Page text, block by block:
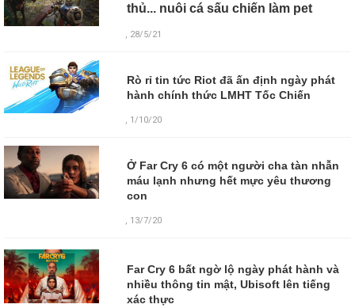
thủ... nuôi cá sấu chiến làm pet
, 28/5/21
Rò rỉ tin tức Riot đã ấn định ngày phát
hành chính thức LMHT Tốc Chiến
, 1/10/20
Ở Far Cry 6 có một người cha tàn nhẫn
máu lạnh nhưng hết mực yêu thương
con
, 13/7/20
Far Cry 6 bất ngờ lộ ngày phát hành và
nhiều thông tin mật, Ubisoft lên tiếng
xác thực